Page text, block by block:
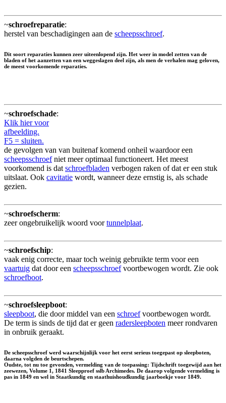
~schroefreparatie:
herstel van beschadigingen aan de scheepsschroef.
Dit soort reparaties kunnen zeer uiteenlopend zijn. Het weer in model zetten van de
bladen of het aanzetten van een weggeslagen deel zijn, als men de verhalen mag geloven,
de meest voorkomende reparaties.
~schroefschade:
Klik hier voor
afbeelding.
F5 = sluiten.
de gevolgen van van buitenaf komend onheil waardoor een
scheepsschroefniet meer optimaal functioneert. Het meest
voorkomend is dat schroefbladen verbogen raken of dat er een stuk
uitslaat. Ook cavitatie wordt, wanneer deze ernstig is, als schade
gezien.
~schroefscherm:
zeer ongebruikelijk woord voortunnelplaat.
~schroefschip:
vaak enig correcte, maar toch weinig gebruikte term voor een
vaartuig dat door een scheepsschroefvoortbewogen wordt. Zie ook
schroefboot.
~schroefsleepboot:
sleepboot, die door middel van een schroefvoortbewogen wordt.
De term is sinds de tijd dat er geen radersleepboten meer rondvaren
in onbruik geraakt.
De scheepsschroef werd waarschijnlijk voor het eerst serieus toegepast op sleepboten,
daarna volgden de beurtschepen.
Oudste, tot nu toe gevonden, vermelding van de toepassing: Tijdschrift toegewijd aan het
zeewezen, Volume 1, 1841 Sleepproef sslb Archimedes. De daarop volgende vermelding is
pas in 1849 en wel in Staatkundig en staathuishoudkundig jaarboekje voor 1849.